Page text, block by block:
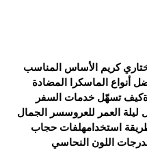
كريم الأساس المناسب
أنواع الماسكرا المضادة
كيف تسهّل خدمات السفر
ليلة العمر للعروسسر الجمال
استخدامهلفات حجاب
اللون النحاسي